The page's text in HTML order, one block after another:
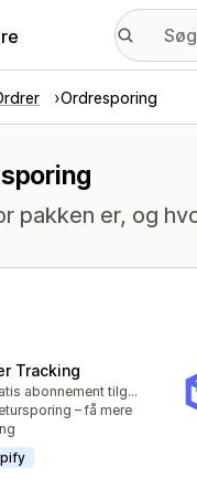
Ordresporing
pakken er, og
Tracking
i alt
Gratis abonnement tilgængeligt
– få mere